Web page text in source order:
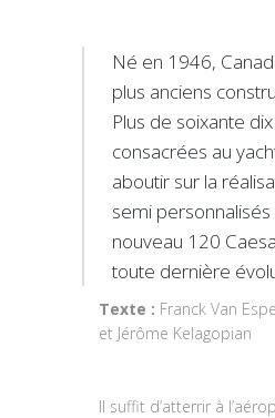
Né en 1946,
plus anciens
Plus de soixante
consacrées au
aboutir sur la
semi
nouveau 120
toute dernière
Texte : Franck Van
et Jérôme Kelagopian
Il suffit d’atterrir à